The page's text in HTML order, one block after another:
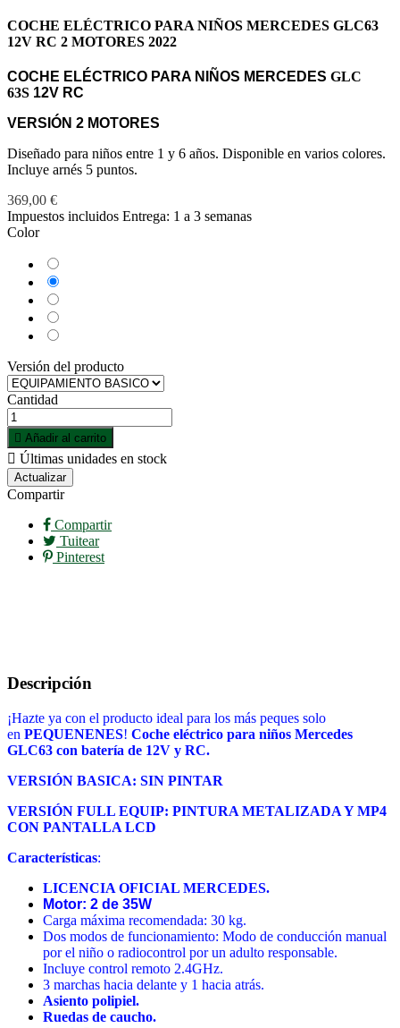
COCHE ELÉCTRICO PARA NIÑOS MERCEDES GLC63
12V RC 2 MOTORES 2022
COCHE ELÉCTRICO PARA NIÑOS MERCEDES GLC
63S 12V RC
VERSIÓN 2 MOTORES
Diseñado para niños entre 1 y 6 años. Disponible en varios colores.
Incluye arnés 5 puntos.
369,00 €
Impuestos incluidos Entrega: 1 a 3 semanas
Color
Versión del producto
Cantidad
 Añadir al carrito
 Últimas unidades en stock
Compartir
Compartir
Tuitear
Pinterest
Descripción
¡Hazte ya con el producto ideal para los más peques solo
en PEQUENENES! Coche eléctrico para niños Mercedes
GLC63 con batería de 12V y RC.
VERSIÓN BASICA: SIN PINTAR
VERSIÓN FULL EQUIP: PINTURA METALIZADA Y MP4
CON PANTALLA LCD
Características:
LICENCIA OFICIAL MERCEDES.
Motor: 2 de 35W
Carga máxima recomendada: 30 kg.
Dos modos de funcionamiento: Modo de conducción manual
por el niño o radiocontrol por un adulto responsable.
Incluye control remoto 2.4GHz.
3 marchas hacia delante y 1 hacia atrás.
Asiento polipiel.
Ruedas de caucho.